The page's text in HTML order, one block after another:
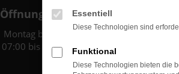
Öffnungszeiten:
Montag bis Freitag:
07:00 bis 18:00 Uhr
Essentiell
Diese Technologien sind
Funktional
Diese Technologien bieten die